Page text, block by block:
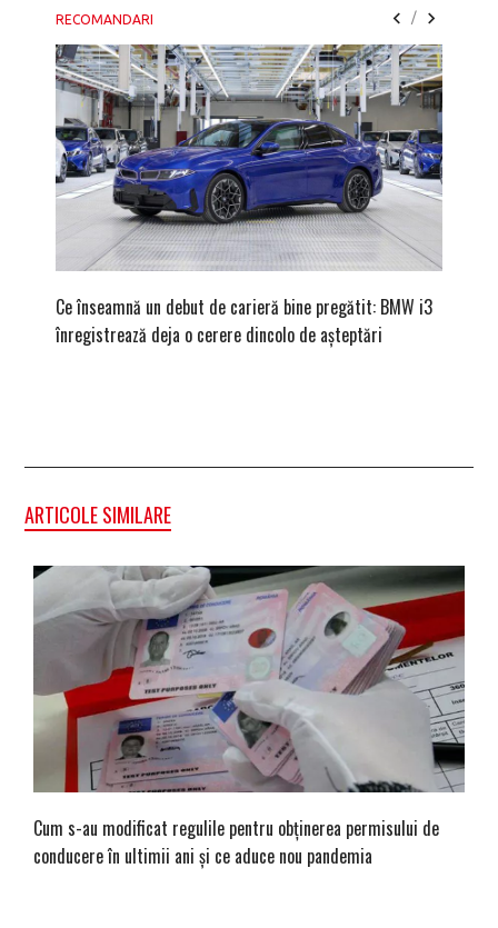
RECOMANDARI /
Ce înseamnă un debut de carieră bine pregătit: BMW i3
înregistrează deja o cerere dincolo de așteptări
ARTICOLE SIMILARE
Cum s-au modificat regulile pentru obţinerea permisului de
conducere în ultimii ani şi ce aduce nou pandemia